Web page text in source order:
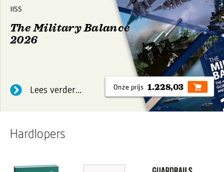
IISS
The Military Balance
2026
Lees verder... 1.228,03
Hardlopers